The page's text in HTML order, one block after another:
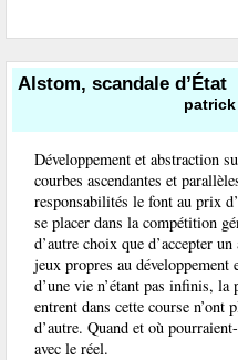
Alstom, scandale d’État
Développement et abstraction
courbes ascendantes et
responsabilités le font au prix
se placer dans la compétition
d’autre choix que d’accepter
jeux propres au développement
d’une vie n’étant pas infinis,
entrent dans cette course
d’autre. Quand et où
avec le réel.